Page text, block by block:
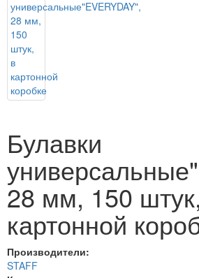
Булавки
28 мм, 150
картонной
Производители:
STAFF